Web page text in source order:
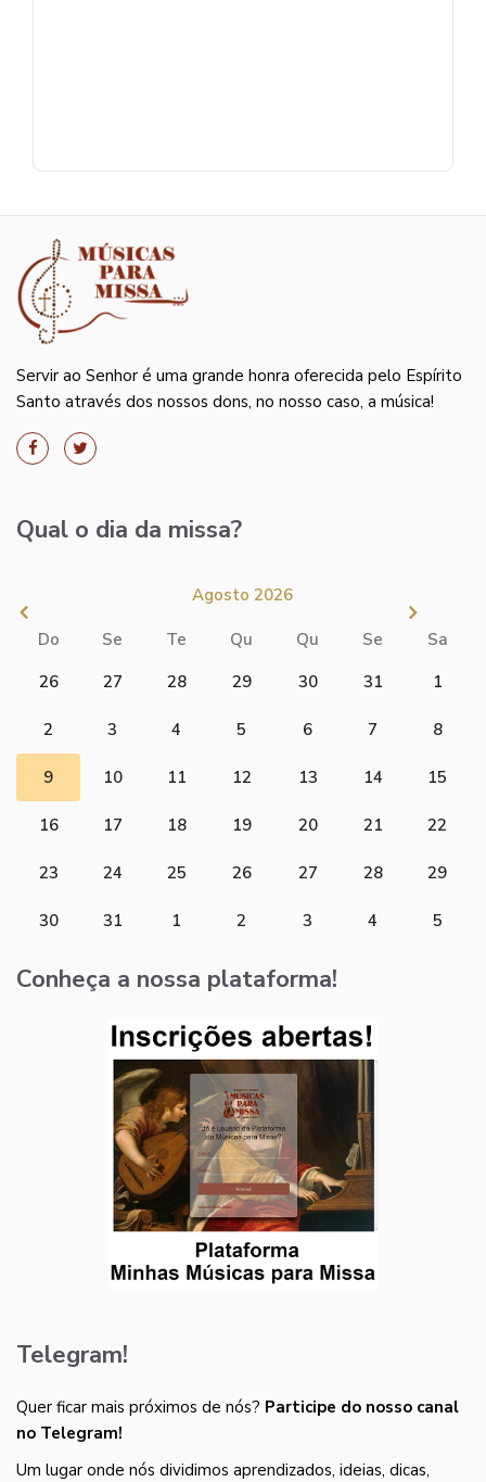
Servir ao Senhor é uma grande honra oferecida pelo Espírito
Santo através dos nossos dons, no nosso caso, a música!
Qual o dia da missa?
Agosto 2026
Do Se Te Qu Qu Se
Sa
26
27 28 29 30 31 1
2 3 4 5 6 7 8
9 10 11 12 13 14 15
16 17 18 19 20 21 22
23 24 25 26 27 28 29
30 31 1 2 3 4 5
Conheça a nossa plataforma!
Telegram!
Quer ficar mais próximos de nós? Participe do nosso canal
no Telegram!
Um lugar onde nós dividimos aprendizados, ideias, dicas,